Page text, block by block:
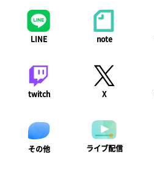
LINE note
twitch X
その他 ライブ配信